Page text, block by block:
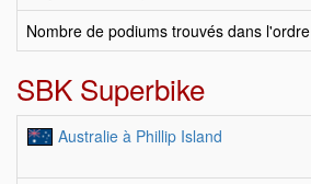
Nombre de podiums trouvés dans l'ordre
SBK Superbike
Australie à Phillip Island